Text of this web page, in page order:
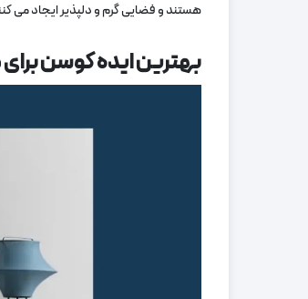
هستند و فضایی گرم و دلپذیر ایجاد می
بهترین ایده کوسن